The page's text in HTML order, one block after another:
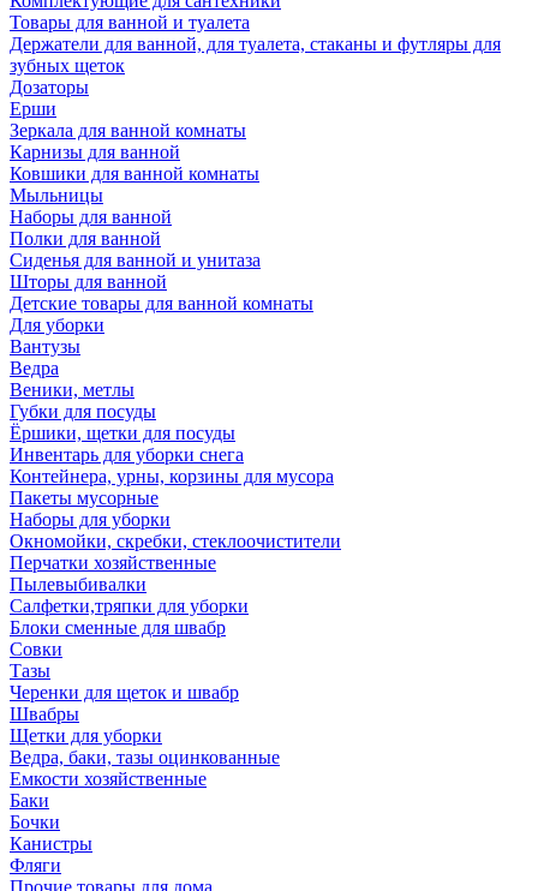
Товары для ванной и туалета
Держатели для ванной, для туалета, стаканы и футляры для
зубных щеток
Дозаторы
Ерши
Зеркала для ванной комнаты
Карнизы для ванной
Ковшики для ванной комнаты
Мыльницы
Наборы для ванной
Полки для ванной
Сиденья для ванной и унитаза
Шторы для ванной
Детские товары для ванной комнаты
Для уборки
Вантузы
Ведра
Веники, метлы
Губки для посуды
Ёршики, щетки для посуды
Инвентарь для уборки снега
Контейнера, урны, корзины для мусора
Пакеты мусорные
Наборы для уборки
Окномойки, скребки, стеклоочистители
Перчатки хозяйственные
Пылевыбивалки
Салфетки,тряпки для уборки
Блоки сменные для швабр
Совки
Тазы
Черенки для щеток и швабр
Швабры
Щетки для уборки
Ведра, баки, тазы оцинкованные
Емкости хозяйственные
Баки
Бочки
Канистры
Фляги
Прочие товары для дома